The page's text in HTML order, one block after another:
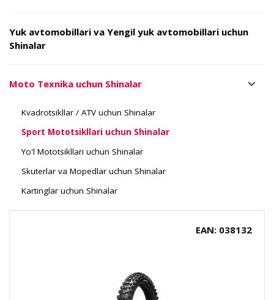
Yuk avtomobillari va Yengil yuk avtomobillari uchun
Shinalar
Moto Texnika uchun Shinalar
Kvadrotsikllar / ATV uchun Shinalar
Sport Mototsikllari uchun Shinalar
Yo'l Mototsikllari uchun Shinalar
Skuterlar va Mopedlar uchun Shinalar
Kartinglar uchun Shinalar
EAN: 038132